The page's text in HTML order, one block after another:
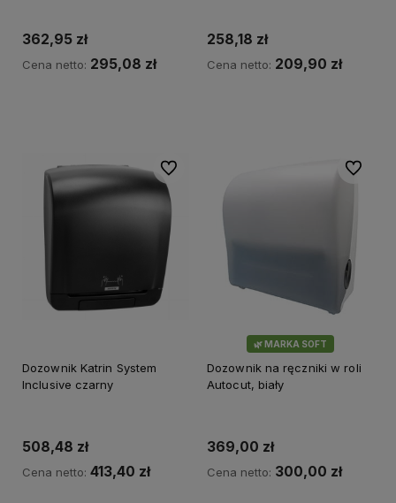
362,95 zł
Cena netto: 295,08 zł
258,18 zł
Cena netto: 209,90 zł
Dozownik Katrin System
Inclusive czarny
508,48 zł
Cena netto: 413,40 zł
Do ulubionych
🌿 MARKA SOFT
Dozownik na ręczniki w roli
Autocut, biały
369,00 zł
Cena netto: 300,00 zł
Do